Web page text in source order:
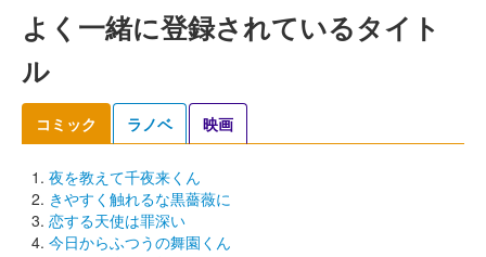
よく一緒に登録されているタイト
ル
コミック ラノベ 映画
夜を教えて千夜来くん
きやすく触れるな黒薔薇に
恋する天使は罪深い
今日からふつうの舞園くん